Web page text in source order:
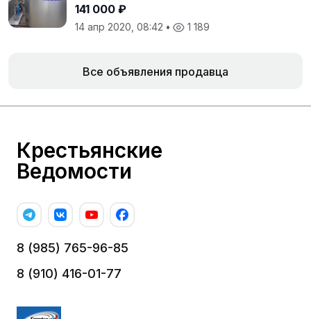
141 000 ₽
14 апр 2020, 08:42 • 1 189
Все объявления продавца
Крестьянские
Ведомости
8 (985) 765-96-85
8 (910) 416-01-77